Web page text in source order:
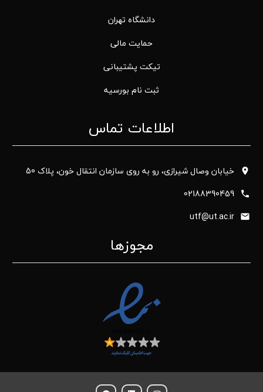
دانشگاه تهران
حمایت مالی
تیکت پشتیبانی
ثبت نام بورسیه
اطلاعات تماس
خیابان وصال شیرازی، رو به روی سازمان انتقال خون، پلاک 50
02188390459
utf@ut.ac.ir
مجوزها